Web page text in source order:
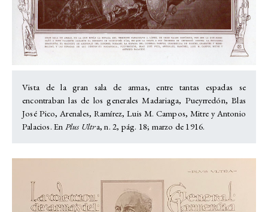
Vista de la gran sala de armas, entre tantas espadas se
encontraban las de los generales Madariaga, Pueyrredón, Blas
José Pico, Arenales, Ramírez, Luis M. Campos, Mitre y Antonio
Palacios. En Plus Ultra, n. 2, pág. 18; marzo de 1916.